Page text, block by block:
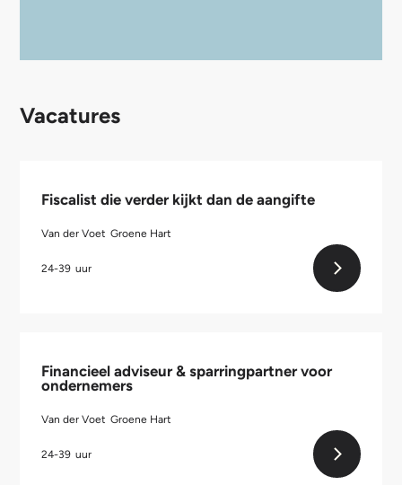
Vacatures
Fiscalist die verder kijkt dan de aangifte
Van der Voet Groene Hart
24-39 uur
Financieel adviseur & sparringpartner voor
ondernemers
Van der Voet Groene Hart
24-39 uur